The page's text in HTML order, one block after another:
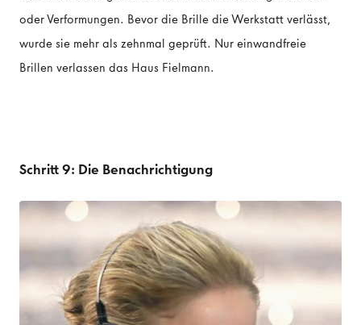
oder Verformungen. Bevor die Brille die Werkstatt verlässt,
wurde sie mehr als zehnmal geprüft. Nur einwandfreie
Brillen verlassen das Haus Fielmann.
Schritt 9: Die Benachrichtigung